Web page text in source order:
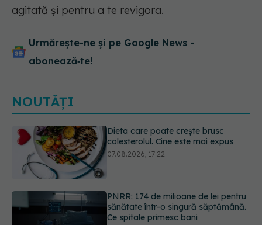
agitată și pentru a te revigora.
Urmărește-ne și pe Google News -
abonează‑te!
NOUTĂȚI
PNRR: 174 de milioane de lei pentru
sănătate într-o singură săptămână.
Cât durează simptomele
menopauzei?